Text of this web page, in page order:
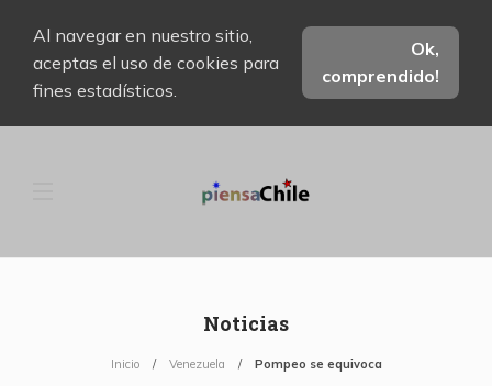
Al navegar en nuestro sitio,
aceptas el uso de cookies para
fines estadísticos.
Ok,
comprendido!
Noticias
Inicio Venezuela Pompeo se equivoca